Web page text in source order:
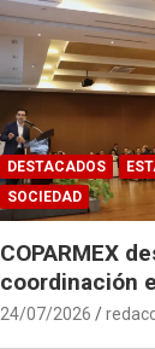
DESTACADOS
SOCIEDAD
COPARMEX
coordinación
y empresas
24/07/2026